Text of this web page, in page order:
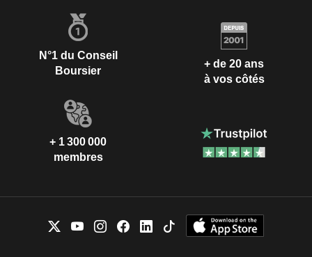
N°1 du Conseil
Boursier
+ de 20 ans
à vos côtés
+ 1 300 000
membres